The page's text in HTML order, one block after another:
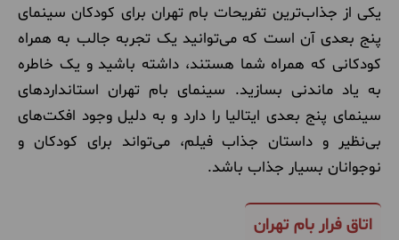
یکی از جذاب‌ترین تفریحات بام تهران برای کودکان سینمای
پنج بعدی آن است که می‌توانید یک تجربه جالب به همراه
کودکانی که همراه شما هستند، داشته باشید و یک خاطره
به یاد ماندنی بسازید. سینمای بام تهران استانداردهای
سینمای پنج بعدی ایتالیا را دارد و به دلیل وجود افکت‌های
بی‌نظیر و داستان جذاب فیلم، می‌تواند برای کودکان و
نوجوانان بسیار جذاب باشد.
اتاق فرار بام تهران